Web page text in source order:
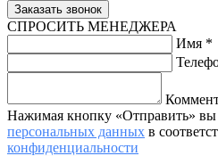
СПРОСИТЬ МЕНЕДЖЕРА
Имя *
Нажимая кнопку «Отправить» вы
персональных данных в
конфиденциальности